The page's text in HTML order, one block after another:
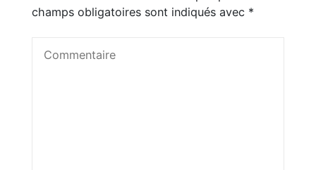
champs obligatoires sont indiqués avec *